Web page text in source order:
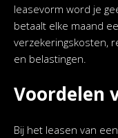
leasevorm word je
betaalt elke maand
verzekeringskosten,
en belastingen.
Voordelen
Bij het leasen van